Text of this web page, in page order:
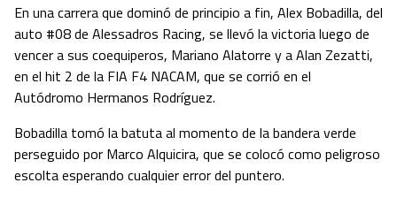
En una carrera que dominó de principio a fin, Alex Bobadilla, del
auto #08 de Alessadros Racing, se llevó la victoria luego de
vencer a sus coequiperos, Mariano Alatorre y a Alan Zezatti,
en el hit 2 de la FIA F4 NACAM, que se corrió en el
Autódromo Hermanos Rodríguez.
Bobadilla tomó la batuta al momento de la bandera verde
perseguido por Marco Alquicira, que se colocó como peligroso
escolta esperando cualquier error del puntero.